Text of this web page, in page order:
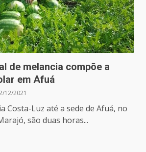
de melancia compõe a
em Afuá
12/2021
Costa-Luz até a sede de Afuá, no
são duas horas...